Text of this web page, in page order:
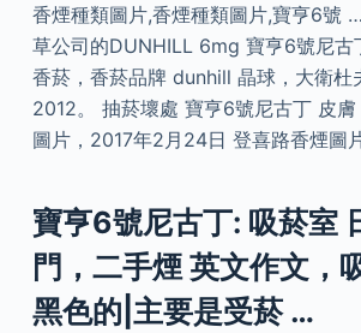
香煙種類圖片,香煙種類圖片,寶亨6號
草公司的DUNHILL 6mg 寶亨6號尼古
香菸，香菸品牌 dunhill 晶球，大衛杜
2012。 抽菸壞處 寶亨6號尼古丁 皮
圖片，2017年2月24日 登喜路香煙圖
寶亨6號尼古丁: 吸菸室
門，二手煙 英文作文，
黑色的|主要是受菸 …